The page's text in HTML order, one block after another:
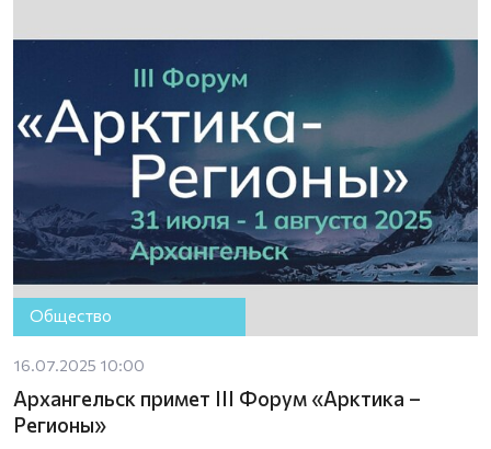
Общество
16.07.2025 10:00
Архангельск примет III Форум «Арктика –
Регионы»